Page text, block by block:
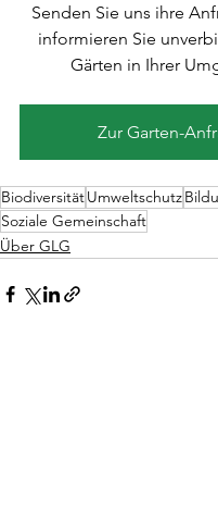
Senden Sie uns ihre
informieren Sie
Gärten in Ihrer
Zur Garten-
BiodiversitätUmweltschutz
Soziale Gemeinschaft
Über GLG